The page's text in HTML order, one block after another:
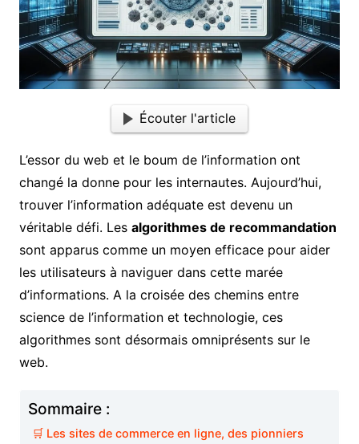
Écouter l'article
L’essor du web et le boum de l’information ont
changé la donne pour les internautes. Aujourd’hui,
trouver l’information adéquate est devenu un
véritable défi. Les algorithmes de recommandation
sont apparus comme un moyen efficace pour aider
les utilisateurs à naviguer dans cette marée
d’informations. A la croisée des chemins entre
science de l’information et technologie, ces
algorithmes sont désormais omniprésents sur le
web.
Sommaire :
🛒 Les sites de commerce en ligne, des pionniers